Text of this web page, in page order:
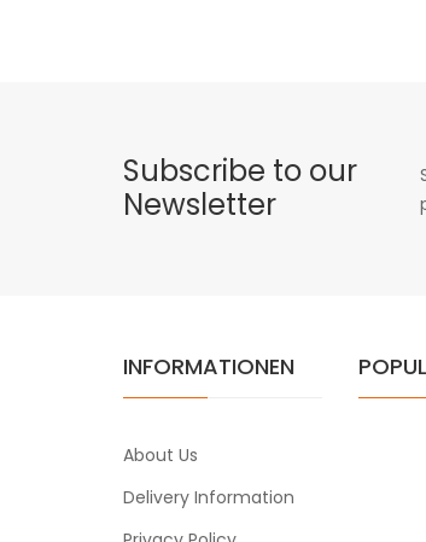
Subscribe to our
Newsletter
INFORMATIONEN
About Us
Delivery Information